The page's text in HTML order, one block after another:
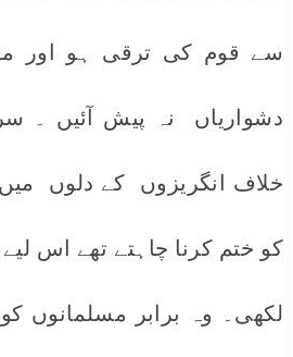
سے قوم کی ترقی ہو اور
دشواریاں نہ پیش آئیں ۔
خلاف انگریزوں کے دلوں
کو ختم کرنا چاہتے تھے اس
لکھی۔ وہ برابر مسلمانوں